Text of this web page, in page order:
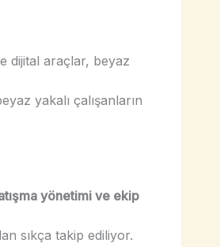
dijital araçlar, beyaz
yakalı çalışanların
yönetimi ve ekip
sıkça takip ediliyor.